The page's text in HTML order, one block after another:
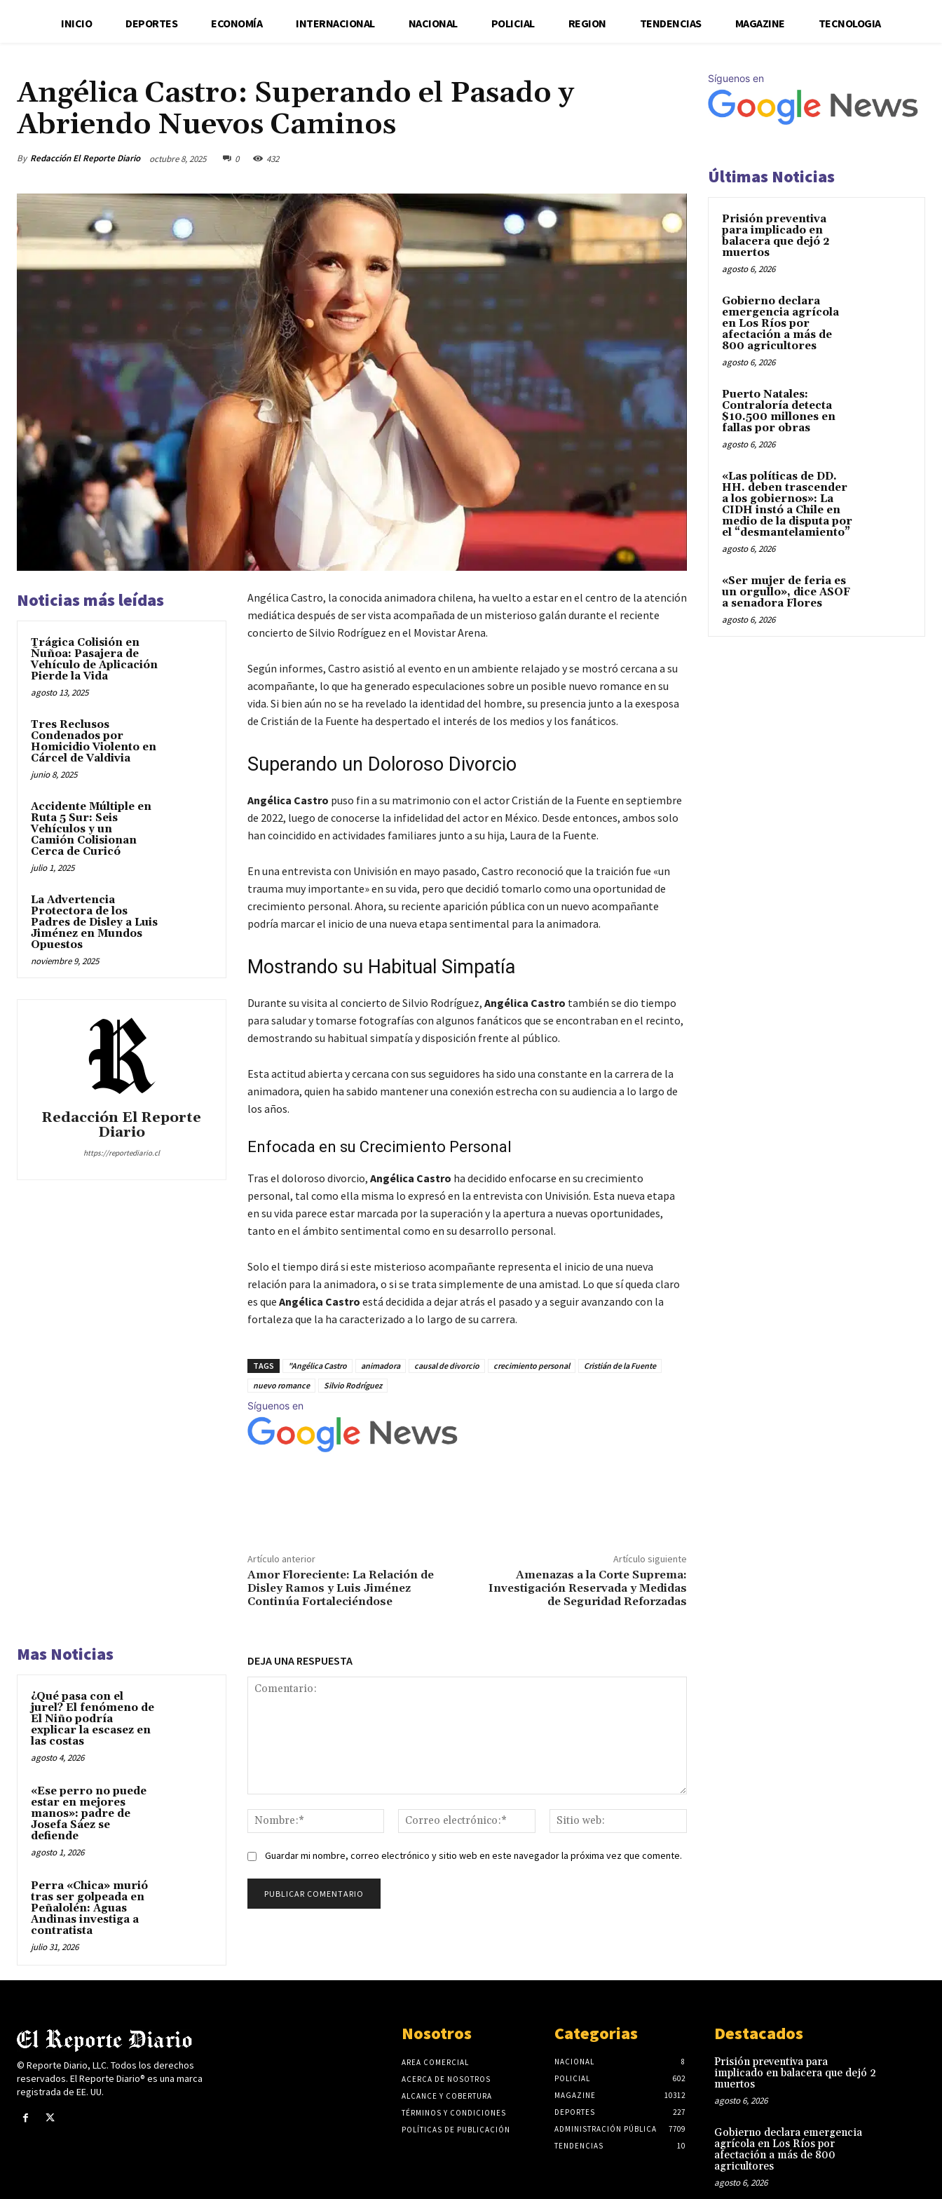
INICIO DEPORTES ECONOMÍA INTERNACIONAL NACIONAL POLICIAL REGION TENDENCIAS MAGAZINE TECNOLOGIA
Angélica Castro: Superando el Pasado y
Abriendo Nuevos Caminos
By Redacción El Reporte Diario octubre 8, 2025 0 432
Noticias más leídas
Trágica Colisión en
Ñuñoa: Pasajera de
Vehículo de Aplicación
Pierde la Vida
agosto 13, 2025
Tres Reclusos
Condenados por
Homicidio Violento en
Cárcel de Valdivia
junio 8, 2025
Accidente Múltiple en
Ruta 5 Sur: Seis
Vehículos y un
Camión Colisionan
Cerca de Curicó
julio 1, 2025
La Advertencia
Protectora de los
Padres de Disley a Luis
Jiménez en Mundos
Opuestos
noviembre 9, 2025
Redacción El Reporte
Diario
https://reportediario.cl
Angélica Castro, la conocida animadora chilena, ha vuelto a estar en el centro de la atención
mediática después de ser vista acompañada de un misterioso galán durante el reciente
concierto de Silvio Rodríguez en el Movistar Arena.
Según informes, Castro asistió al evento en un ambiente relajado y se mostró cercana a su
acompañante, lo que ha generado especulaciones sobre un posible nuevo romance en su
vida. Si bien aún no se ha revelado la identidad del hombre, su presencia junto a la exesposa
de Cristián de la Fuente ha despertado el interés de los medios y los fanáticos.
Superando un Doloroso Divorcio
Angélica Castro puso fin a su matrimonio con el actor Cristián de la Fuente en septiembre
de 2022, luego de conocerse la infidelidad del actor en México. Desde entonces, ambos solo
han coincidido en actividades familiares junto a su hija, Laura de la Fuente.
En una entrevista con Univisión en mayo pasado, Castro reconoció que la traición fue «un
trauma muy importante» en su vida, pero que decidió tomarlo como una oportunidad de
crecimiento personal. Ahora, su reciente aparición pública con un nuevo acompañante
podría marcar el inicio de una nueva etapa sentimental para la animadora.
Mostrando su Habitual Simpatía
Durante su visita al concierto de Silvio Rodríguez, Angélica Castro también se dio tiempo
para saludar y tomarse fotografías con algunos fanáticos que se encontraban en el recinto,
demostrando su habitual simpatía y disposición frente al público.
Esta actitud abierta y cercana con sus seguidores ha sido una constante en la carrera de la
animadora, quien ha sabido mantener una conexión estrecha con su audiencia a lo largo de
los años.
Enfocada en su Crecimiento Personal
Tras el doloroso divorcio, Angélica Castro ha decidido enfocarse en su crecimiento
personal, tal como ella misma lo expresó en la entrevista con Univisión. Esta nueva etapa
en su vida parece estar marcada por la superación y la apertura a nuevas oportunidades,
tanto en el ámbito sentimental como en su desarrollo personal.
Solo el tiempo dirá si este misterioso acompañante representa el inicio de una nueva
relación para la animadora, o si se trata simplemente de una amistad. Lo que sí queda claro
es que Angélica Castro está decidida a dejar atrás el pasado y a seguir avanzando con la
fortaleza que la ha caracterizado a lo largo de su carrera.
TAGS "Angélica Castro animadora causal de divorcio crecimiento personal
Cristián de la Fuente
nuevo romance
Silvio Rodríguez
Síguenos en
Artículo anterior
Amor Floreciente: La Relación de
Disley Ramos y Luis Jiménez
Continúa Fortaleciéndose
Artículo siguiente
Amenazas a la Corte Suprema:
Investigación Reservada y Medidas
de Seguridad Reforzadas
Mas Noticias
¿Qué pasa con el
jurel? El fenómeno de
El Niño podría
explicar la escasez en
las costas
agosto 4, 2026
«Ese perro no puede
estar en mejores
manos»: padre de
Josefa Sáez se
defiende
agosto 1, 2026
Perra «Chica» murió
tras ser golpeada en
Peñalolén: Aguas
Andinas investiga a
contratista
julio 31, 2026
DEJA UNA RESPUESTA
Nombre:*
Correo
electrónico:*
web:
Guardar mi nombre, correo electrónico y sitio web en este navegador la próxima vez que comente.
Síguenos en
Últimas Noticias
Prisión preventiva
para implicado en
balacera que dejó 2
muertos
agosto 6, 2026
Gobierno declara
emergencia agrícola
en Los Ríos por
afectación a más de
800 agricultores
agosto 6, 2026
Puerto Natales:
Contraloría detecta
$10.500 millones en
fallas por obras
agosto 6, 2026
«Las políticas de DD.
HH. deben trascender
a los gobiernos»: La
CIDH instó a Chile en
medio de la disputa por
el “desmantelamiento”
agosto 6, 2026
«Ser mujer de feria es
un orgullo», dice ASOF
a senadora Flores
agosto 6, 2026
© Reporte Diario, LLC. Todos los derechos
reservados. El Reporte Diario® es una marca
registrada de EE. UU.
Nosotros
AREA COMERCIAL
ACERCA DE NOSOTROS
ALCANCE Y COBERTURA
TÉRMINOS Y CONDICIONES
POLÍTICAS DE PUBLICACIÓN
Categorias
NACIONAL
8
POLICIAL
602
MAGAZINE
10312
DEPORTES
227
ADMINISTRACIÓN PÚBLICA
7709
TENDENCIAS
10
Destacados
Prisión preventiva para
implicado en balacera que dejó 2
muertos
agosto 6, 2026
Gobierno declara emergencia
agrícola en Los Ríos por
afectación a más de 800
agricultores
agosto 6, 2026